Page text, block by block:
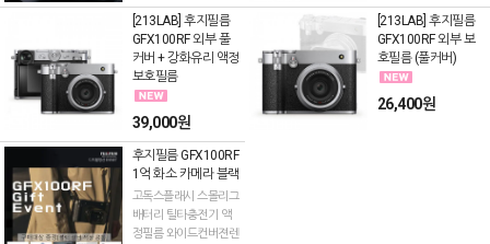
[213LAB] 후지필름
GFX100RF 외부 풀
커버 + 강화유리 액정
보호필름
39,000원
[213LAB] 후지필름
GFX100RF 외부 보
호필름 (풀커버)
26,400원
후지필름 GFX100RF
1억 화소 카메라 블랙
고독스플래시 스몰리그
배터리 틸타충전기 액
정필름 와이드컨버젼렌